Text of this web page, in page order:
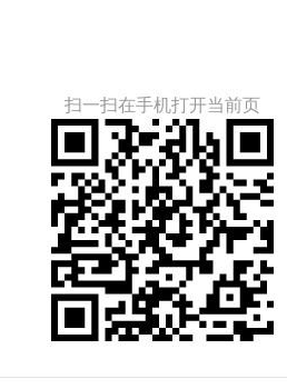
扫一扫在手机打开当前页